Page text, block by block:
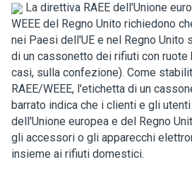
La direttiva RAEE dell'Unione
WEEE del Regno Unito richiedono
nei Paesi dell'UE e nel Regno Unito
di un cassonetto dei rifiuti con ruote
casi, sulla confezione). Come
RAEE/WEEE, l'etichetta di un
barrato indica che i clienti e gli
dell'Unione europea e del Regno
gli accessori o gli apparecchi
insieme ai rifiuti domestici.